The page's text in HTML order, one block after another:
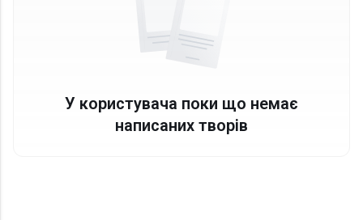
У користувача поки що немає
написаних творів